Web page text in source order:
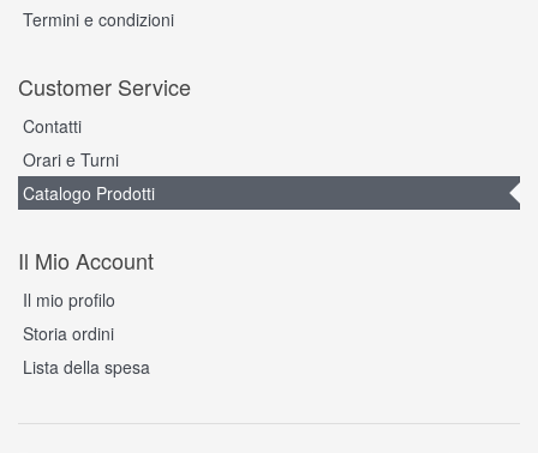
Termini e condizioni
Customer Service
Contatti
Orari e Turni
Catalogo Prodotti
Il Mio Account
Il mio profilo
Storia ordini
Lista della spesa